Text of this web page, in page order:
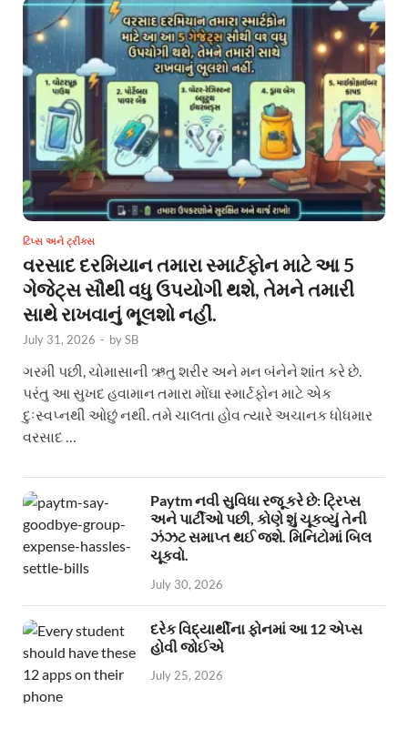
ટિપ્સ અને ટ્રીક્સ
વરસાદ દરમિયાન તમારા સ્માર્ટફોન માટે આ 5
ગેજેટ્સ સૌથી વધુ ઉપયોગી થશે, તેમને તમારી
સાથે રાખવાનું ભૂલશો નહીં.
July 31, 2026 - bySB
ગરમી પછી, ચોમાસાની ઋતુ શરીર અને મન બંનેને શાંત કરે છે.
પરંતુ આ સુખદ હવામાન તમારા મોંઘા સ્માર્ટફોન માટે એક
દુઃસ્વપ્નથી ઓછું નથી. તમે ચાલતા હોવ ત્યારે અચાનક ધોધમાર
વરસાદ …
Paytm નવી સુવિધા રજૂ કરે છે: ટ્રિપ્સ
અને પાર્ટીઓ પછી, કોણે શું ચૂકવ્યું તેની
ઝંઝટ સમાપ્ત થઈ જશે. મિનિટોમાં બિલ
ચૂકવો.
July 30, 2026
દરેક વિદ્યાર્થીના ફોનમાં આ 12 એપ્સ
હોવી જોઈએ
July 25, 2026